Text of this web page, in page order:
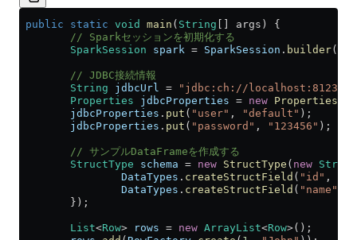
public static void main ( String [] args) {
        // Sparkセッションを初期化する
        SparkSession
spark = SparkSession . builder().
        // JDBC接続情報
        String
jdbcUrl = "jdbc:ch://localhost:8123/
        Properties
jdbcProperties = new Properties
        jdbcProperties
. put ( "user" , "default" );
        jdbcProperties
. put ( "password" , "123456" );
        // サンプルDataFrameを作成する
        StructType
schema = new StructType ( new
                DataTypes
. createStructField ( "id" ,
                DataTypes
. createStructField ( "name"
        });
        List
<Row> rows = new ArrayList<Row>();